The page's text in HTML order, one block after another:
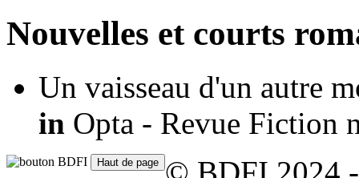
Nouvelles et courts
Un vaisseau d'un autre
in Opta - Revue Fiction